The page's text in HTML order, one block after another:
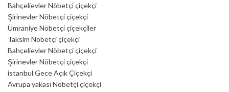
Bahçelievler Nöbetçi çiçekçi
Şirinevler Nöbetçi çiçekçi
Ümraniye Nöbetçi çiçekçiler
Taksim Nöbetçi çiçekçi
Bahçelievler Nöbetçi çiçekçi
Şirinevler Nöbetçi çiçekçi
istanbul Gece Açık Çiçekçi
Avrupa yakası Nöbetçi çiçekçi